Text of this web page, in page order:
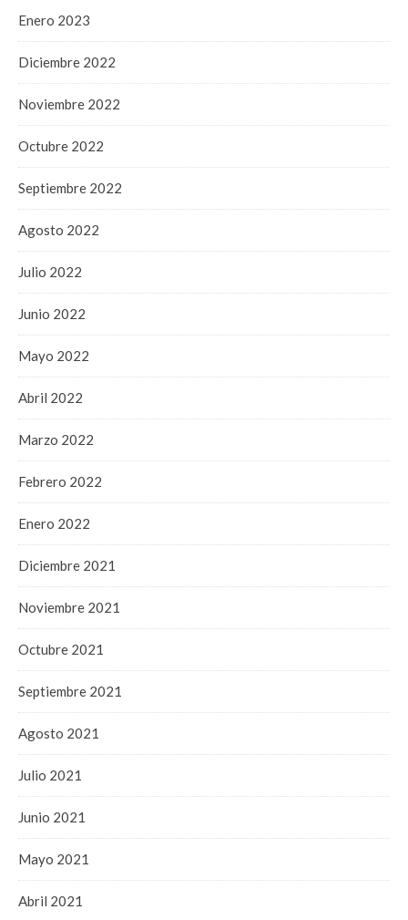
Enero 2023
Diciembre 2022
Noviembre 2022
Octubre 2022
Septiembre 2022
Agosto 2022
Julio 2022
Junio 2022
Mayo 2022
Abril 2022
Marzo 2022
Febrero 2022
Enero 2022
Diciembre 2021
Noviembre 2021
Octubre 2021
Septiembre 2021
Agosto 2021
Julio 2021
Junio 2021
Mayo 2021
Abril 2021